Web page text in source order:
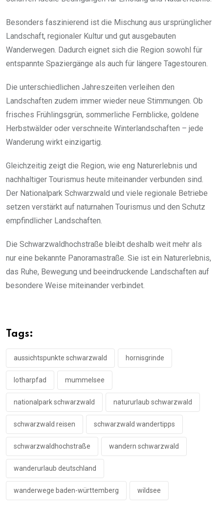
Besonders faszinierend ist die Mischung aus ursprünglicher
Landschaft, regionaler Kultur und gut ausgebauten
Wanderwegen. Dadurch eignet sich die Region sowohl für
entspannte Spaziergänge als auch für längere Tagestouren.
Die unterschiedlichen Jahreszeiten verleihen den
Landschaften zudem immer wieder neue Stimmungen. Ob
frisches Frühlingsgrün, sommerliche Fernblicke, goldene
Herbstwälder oder verschneite Winterlandschaften – jede
Wanderung wirkt einzigartig.
Gleichzeitig zeigt die Region, wie eng Naturerlebnis und
nachhaltiger Tourismus heute miteinander verbunden sind.
Der Nationalpark Schwarzwald und viele regionale Betriebe
setzen verstärkt auf naturnahen Tourismus und den Schutz
empfindlicher Landschaften.
Die Schwarzwaldhochstraße bleibt deshalb weit mehr als
nur eine bekannte Panoramastraße. Sie ist ein Naturerlebnis,
das Ruhe, Bewegung und beeindruckende Landschaften auf
besondere Weise miteinander verbindet.
Tags:
aussichtspunkte schwarzwald hornisgrinde
lotharpfad mummelsee
nationalpark schwarzwald natururlaub schwarzwald
schwarzwald reisen schwarzwald wandertipps
schwarzwaldhochstraße wandern schwarzwald
wanderurlaub deutschland
wanderwege baden-württemberg wildsee